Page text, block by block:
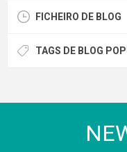
FICHEIRO DE BLOG
TAGS DE BLOG